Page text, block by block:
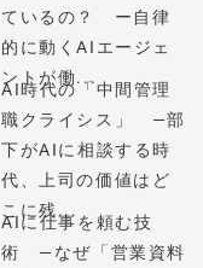
ているの？ ー自律
的に動くAIエージェ
ントが働...
AI時代の「中間管理
職クライシス」 —部
下がAIに相談する時
代、上司の価値はど
こに残...
AIに仕事を頼む技
術 —なぜ「営業資料